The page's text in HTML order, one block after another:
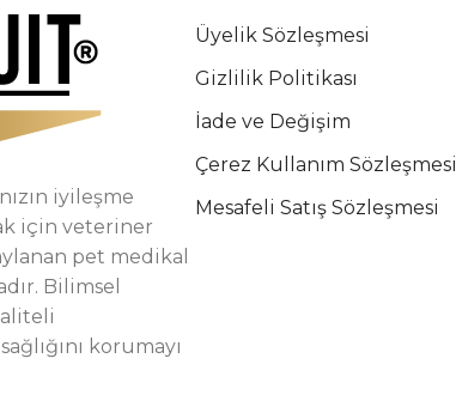
iyileşme
için veteriner
pet medikal
Bilimsel
korumayı
Üyelik Sözleşmesi
Gizlilik Politikası
İade ve Değişim
Çerez Kullanım Sözleşmesi
Mesafeli Satış Sözleşmesi